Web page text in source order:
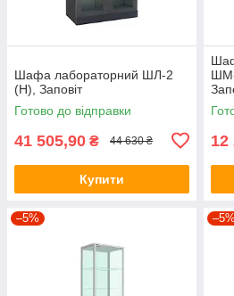
Шафа лабораторний ШЛ-2
(Н), Заповіт
Готово до відправки
41 505,90 ₴ 44 630 ₴
Купити
ШМ-
12
–5% –5%